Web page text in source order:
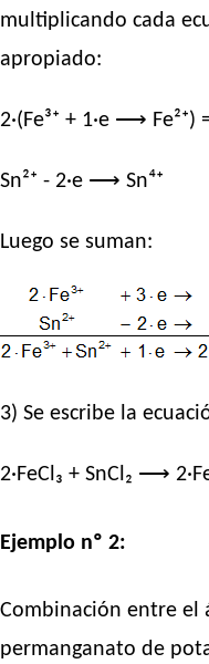
multiplicando cada
apropiado:
2·(Fe³⁺ + 1·e ⟶ Fe²⁺)
Sn²⁺ - 2·e ⟶ Sn⁴⁺
Luego se suman:
3) Se escribe la
2·FeCl₃ + SnCl₂ ⟶
Ejemplo nº 2:
Combinación entre el
permanganato de